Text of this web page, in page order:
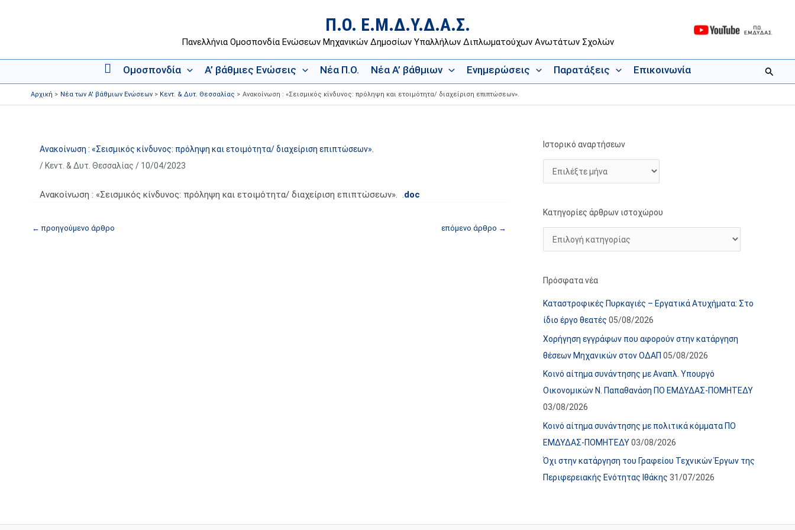
Π.Ο. Ε.Μ.Δ.Υ.Δ.Α.Σ.
Πανελλήνια Ομοσπονδία Ενώσεων Μηχανικών Δημοσίων Υπαλλήλων Διπλωματούχων Ανωτάτων Σχολών
Α
ρ
χ
Ομοσπονδία Α’ βάθμιες Ενώσεις Νέα Π.Ο. Νέα Α’ βάθμιων Ενημερώσεις Παρατάξεις Επικοινωνία
Αρχική Νέα των Α' βάθμιων Ενώσεων Κεντ. & Δυτ. Θεσσαλίας Ανακοίνωση : «Σεισμικός κίνδυνος: πρόληψη και ετοιμότητα/ διαχείριση επιπτώσεων».
Ανακοίνωση : «Σεισμικός κίνδυνος: πρόληψη και ετοιμότητα/ διαχείριση επιπτώσεων».
/ Κεντ. & Δυτ. Θεσσαλίας / 10/04/2023
Ανακοίνωση : «Σεισμικός κίνδυνος: πρόληψη και ετοιμότητα/ διαχείριση επιπτώσεων». .doc
← προηγούμενο άρθρο επόμενο άρθρο →
Ιστορικό αναρτήσεων
Ι
σ
ρ
ι
α
τ
ή
σ
ε
ω
ν
Κατηγορίες άρθρων ιστοχώρου
Κ
α
γ
ο
ε
θ
ρ
ω
ν
ι
σ
τ
ο
χ
ο
Πρόσφατα νέα
Καταστροφικές Πυρκαγιές – Εργατικά Ατυχήματα: Στο
ίδιο έργο θεατές 05/08/2026
Χορήγηση εγγράφων που αφορούν στην κατάργηση
θέσεων Μηχανικών στον ΟΔΑΠ 05/08/2026
Κοινό αίτημα συνάντησης με Αναπλ. Υπουργό
Οικονομικών Ν. Παπαθανάση ΠΟ ΕΜΔΥΔΑΣ-ΠΟΜΗΤΕΔΥ
03/08/2026
Κοινό αίτημα συνάντησης με πολιτικά κόμματα ΠΟ
ΕΜΔΥΔΑΣ-ΠΟΜΗΤΕΔΥ03/08/2026
Όχι στην κατάργηση του Γραφείου Τεχνικών Έργων της
Περιφερειακής Ενότητας Ιθάκης 31/07/2026